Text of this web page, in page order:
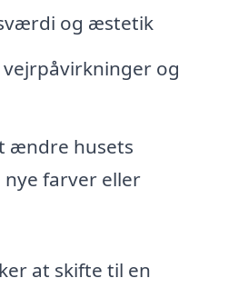
og æstetik
og
ændre husets
farver eller
at skifte til en